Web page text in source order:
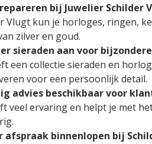
bij Juwelier Schilder
Vlugt kun je horloges, ringen,
zilver en goud.
sieraden aan voor
een collectie sieraden en
voor een persoonlijk detail.
advies beschikbaar voor
veel ervaring en helpt je met
afspraak binnenlopen bij